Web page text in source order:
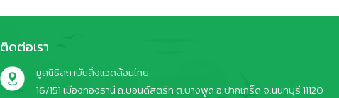
ติดต่อเรา
มูลนิธิสถาบันสิ่งแวดล้อมไทย
16/151 เมืองทองธานี ถ.บอนด์สตรีท ต.บางพูด อ.ปากเกร็ด จ.นนทบุรี 11120